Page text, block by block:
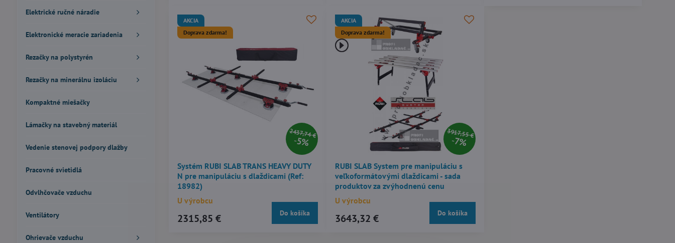
2437,74 €
5%
AKCIA
Doprava zdarma!
Systém RUBI SLAB TRANS HEAVY DUTY
N pre manipuláciu s dlaždicami (Ref:
18982)
U výrobcu
2315,85 € Do košíka
3917,55 €
7%
AKCIA
Doprava zdarma!
RUBI SLAB System pre manipuláciu s
veľkoformátovými dlaždicami - sada
produktov za zvýhodnenú cenu
U výrobcu
3643,32 € Do košíka
Elektrické ručné náradie
Elektronické meracie zariadenia
Rezačky na polystyrén
Rezačky na minerálnu izoláciu
Kompaktné miešačky
Lámačky na stavebný materiál
Vedenie stenovej podpory dlažby
Pracovné svietidlá
Odvlhčovače vzduchu
Ventilátory
Ohrievače vzduchu